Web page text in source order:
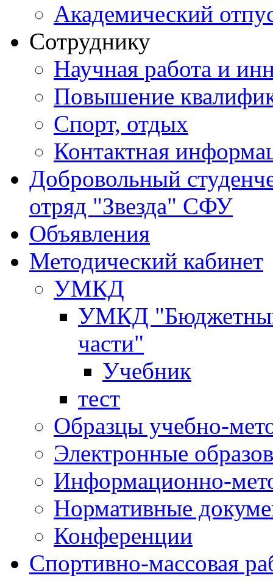
Академический
Сотруднику
Научная работа и
Повышение
Спорт, отдых
Контактная
Добровольный
отряд "Звезда" СФУ
Объявления
Методический кабинет
УМКД
УМКД "Бюджетный
части"
Учебник
тест
Образцы учебно-
Электронные
Информационно-
Нормативные
Конференции
Спортивно-массовая